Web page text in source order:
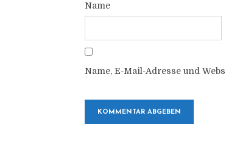
Name
Name, E-Mail-Adresse und